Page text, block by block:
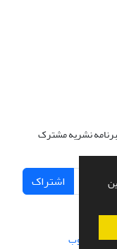
نشریه مشترک
اشتراک
از سیناوب